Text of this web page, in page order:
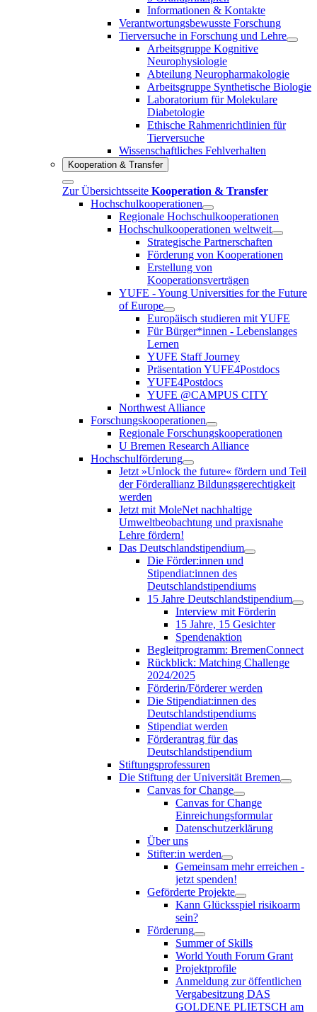
Informationen & Kontakte
Verantwortungsbewusste Forschung
Tierversuche in Forschung und Lehre
Arbeitsgruppe Kognitive
Neurophysiologie
Abteilung Neuropharmakologie
Arbeitsgruppe Synthetische Biologie
Laboratorium für Molekulare
Diabetologie
Ethische Rahmenrichtlinien für
Tierversuche
Wissenschaftliches Fehlverhalten
Kooperation & Transfer
Zur Übersichtsseite Kooperation & Transfer
Hochschulkooperationen
Regionale Hochschulkooperationen
Hochschulkooperationen weltweit
Strategische Partnerschaften
Förderung von Kooperationen
Erstellung von
Kooperationsverträgen
YUFE - Young Universities for the Future
of Europe
Europäisch studieren mit YUFE
Für Bürger*innen - Lebenslanges
Lernen
YUFE Staff Journey
Präsentation YUFE4Postdocs
YUFE4Postdocs
YUFE @CAMPUS CITY
Northwest Alliance
Forschungskooperationen
Regionale Forschungskooperationen
U Bremen Research Alliance
Hochschulförderung
Jetzt »Unlock the future« fördern und Teil
der Förderallianz Bildungsgerechtigkeit
werden
Jetzt mit MoleNet nachhaltige
Umweltbeobachtung und praxisnahe
Lehre fördern!
Das Deutschlandstipendium
Die Förder:innen und
Stipendiat:innen des
Deutschlandstipendiums
15 Jahre Deutschlandstipendium
Interview mit Förderin
15 Jahre, 15 Gesichter
Spendenaktion
Begleitprogramm: BremenConnect
Rückblick: Matching Challenge
2024/2025
Förderin/Förderer werden
Die Stipendiat:innen des
Deutschlandstipendiums
Stipendiat werden
Förderantrag für das
Deutschlandstipendium
Stiftungsprofessuren
Die Stiftung der Universität Bremen
Canvas for Change
Canvas for Change
Einreichungsformular
Datenschutzerklärung
Über uns
Stifter:in werden
Gemeinsam mehr erreichen -
jetzt spenden!
Geförderte Projekte
Kann Glücksspiel risikoarm
sein?
Förderung
Summer of Skills
World Youth Forum Grant
Projektprofile
Anmeldung zur öffentlichen
Vergabesitzung DAS
GOLDENE PLIETSCH am